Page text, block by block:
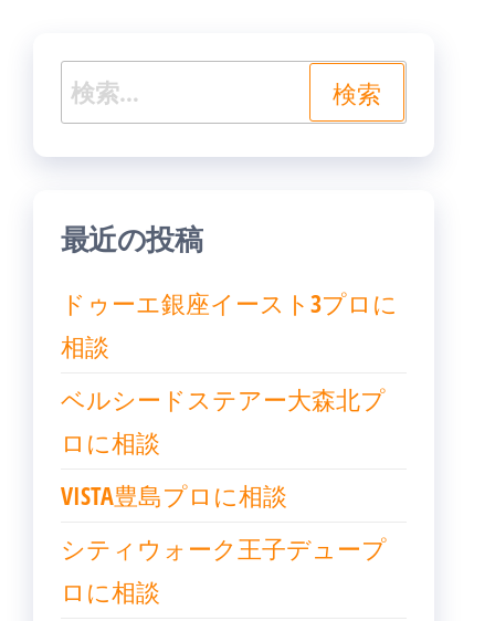
ョ検
索:
最近の投稿
ドゥーエ銀座イースト3プロに
相談
ベルシードステアー大森北プ
ロに相談
VISTA豊島プロに相談
シティウォーク王子デュープ
ロに相談